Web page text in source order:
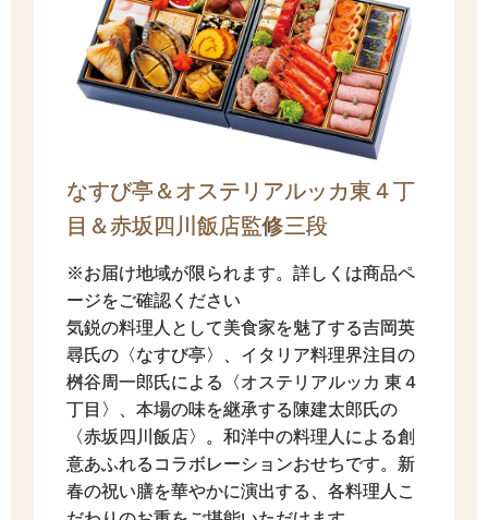
なすび亭＆オステリアルッカ東４丁
目＆赤坂四川飯店監修三段
※お届け地域が限られます。詳しくは商品ペ
ージをご確認ください
気鋭の料理人として美食家を魅了する吉岡英
尋氏の〈なすび亭〉、イタリア料理界注目の
桝谷周一郎氏による〈オステリアルッカ 東４
丁目〉、本場の味を継承する陳建太郎氏の
〈赤坂四川飯店〉。和洋中の料理人による創
意あふれるコラボレーションおせちです。新
春の祝い膳を華やかに演出する、各料理人こ